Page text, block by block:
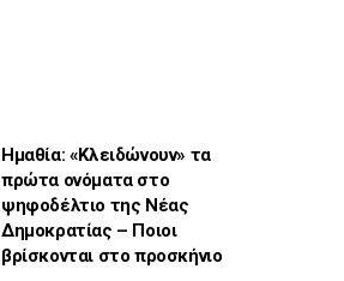
Ημαθία: «Κλειδώνουν» τα
πρώτα ονόματα στο
ψηφοδέλτιο της Νέας
Δημοκρατίας – Ποιοι
βρίσκονται στο προσκήνιο